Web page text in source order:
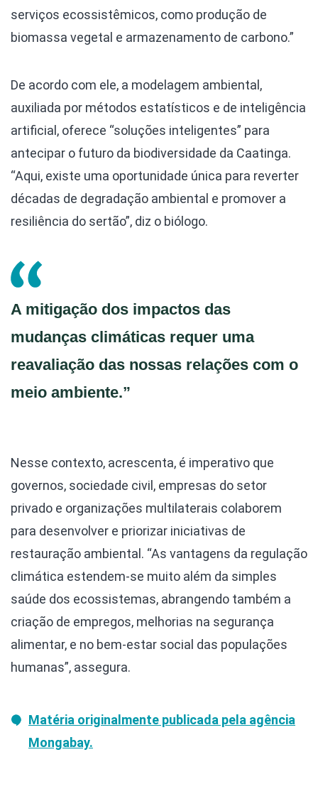
serviços ecossistêmicos, como produção de
biomassa vegetal e armazenamento de carbono.”
De acordo com ele, a modelagem ambiental,
auxiliada por métodos estatísticos e de inteligência
artificial, oferece “soluções inteligentes” para
antecipar o futuro da biodiversidade da Caatinga.
“Aqui, existe uma oportunidade única para reverter
décadas de degradação ambiental e promover a
resiliência do sertão”, diz o biólogo.
A mitigação dos impactos das
mudanças climáticas requer uma
reavaliação das nossas relações com o
meio ambiente.”
Nesse contexto, acrescenta, é imperativo que
governos, sociedade civil, empresas do setor
privado e organizações multilaterais colaborem
para desenvolver e priorizar iniciativas de
restauração ambiental. “As vantagens da regulação
climática estendem-se muito além da simples
saúde dos ecossistemas, abrangendo também a
criação de empregos, melhorias na segurança
alimentar, e no bem-estar social das populações
humanas”, assegura.
Matéria originalmente publicada pela agência
Mongabay.